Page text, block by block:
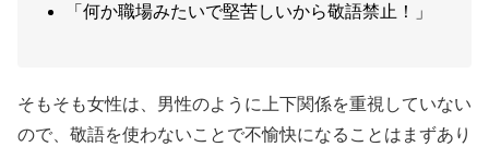
「何か職場みたいで堅苦しいから敬語禁止！」
そもそも女性は、男性のように上下関係を重視していない
ので、敬語を使わないことで不愉快になることはまずあり